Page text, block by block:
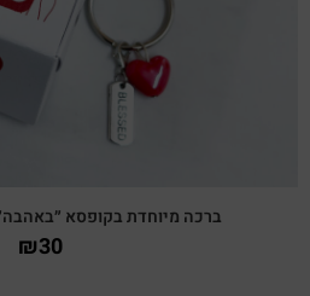
ברכה מיוחדת בקופסא
₪30